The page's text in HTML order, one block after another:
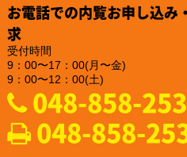
新製品の亀裂深度計『ET-28』の
されるそうです。
https://www.ndtadvance.com/info/
2024.12.25
「株式会社NDTアドヴァンス」様
新製品 非破壊検査用ハンディブ
売を開始されました
https://www.ind-blacklight.jp/
2024.12.20
お電話での内覧お申し込み
求
受付時間
9：00〜17：00(月〜金)
9：00〜12：00(土)
048-858-
048-858-